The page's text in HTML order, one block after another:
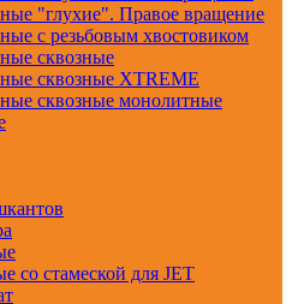
"глухие". Правое вращение
с резьбовым хвостовиком
сквозные
сквозные XTREME
сквозные монолитные
со стамеской для JET